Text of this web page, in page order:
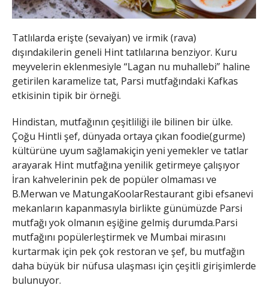
Tatlılarda erişte (sevaiyan) ve irmik (rava)
dışındakilerin geneli Hint tatlılarına benziyor. Kuru
meyvelerin eklenmesiyle “Lagan nu muhallebi” haline
getirilen karamelize tat, Parsi mutfağındaki Kafkas
etkisinin tipik bir örneği.
Hindistan, mutfağının çeşitliliği ile bilinen bir ülke.
Çoğu Hintli şef, dünyada ortaya çıkan foodie(gurme)
kültürüne uyum sağlamakiçin yeni yemekler ve tatlar
arayarak Hint mutfağına yenilik getirmeye çalışıyor
İran kahvelerinin pek de popüler olmaması ve
B.Merwan ve MatungaKoolarRestaurant gibi efsanevi
mekanların kapanmasıyla birlikte günümüzde Parsi
mutfağı yok olmanın eşiğine gelmiş durumda.Parsi
mutfağını popülerleştirmek ve Mumbai mirasını
kurtarmak için pek çok restoran ve şef, bu mutfağın
daha büyük bir nüfusa ulaşması için çeşitli girişimlerde
bulunuyor.